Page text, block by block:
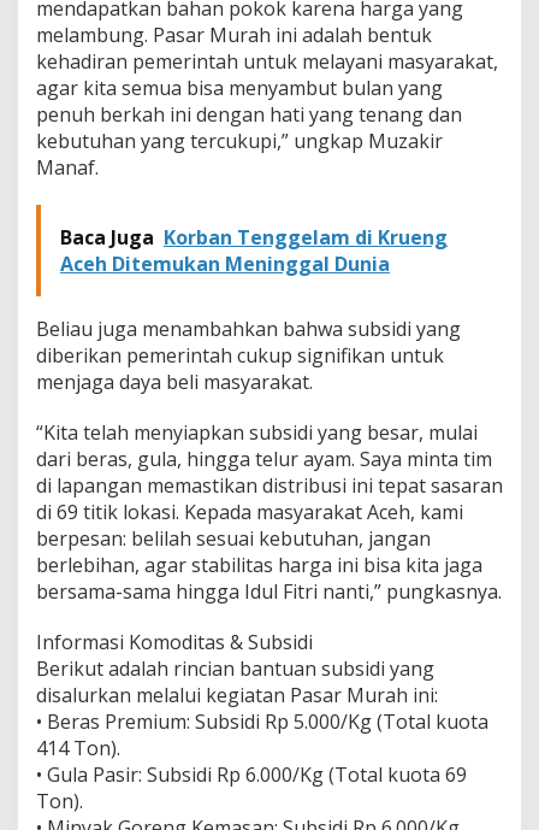
l
a
r
P
a
a
r
a
e
r
e
n
a
k
d
i
2
3
K
a
p
a
t
e
K
t
mendapatkan bahan pokok karena harga yang
melambung. Pasar Murah ini adalah bentuk
kehadiran pemerintah untuk melayani masyarakat,
agar kita semua bisa menyambut bulan yang
penuh berkah ini dengan hati yang tenang dan
kebutuhan yang tercukupi,” ungkap Muzakir
Manaf.
Baca Juga Korban Tenggelam di Krueng
Aceh Ditemukan Meninggal Dunia
Beliau juga menambahkan bahwa subsidi yang
diberikan pemerintah cukup signifikan untuk
menjaga daya beli masyarakat.
“Kita telah menyiapkan subsidi yang besar, mulai
dari beras, gula, hingga telur ayam. Saya minta tim
di lapangan memastikan distribusi ini tepat sasaran
di 69 titik lokasi. Kepada masyarakat Aceh, kami
berpesan: belilah sesuai kebutuhan, jangan
berlebihan, agar stabilitas harga ini bisa kita jaga
bersama-sama hingga Idul Fitri nanti,” pungkasnya.
Informasi Komoditas & Subsidi
Berikut adalah rincian bantuan subsidi yang
disalurkan melalui kegiatan Pasar Murah ini:
• Beras Premium: Subsidi Rp 5.000/Kg (Total kuota
414 Ton).
• Gula Pasir: Subsidi Rp 6.000/Kg (Total kuota 69
Ton).